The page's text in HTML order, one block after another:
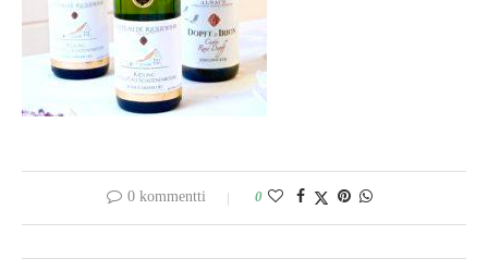
0 kommentti 0